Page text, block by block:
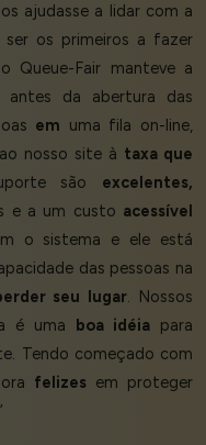
ajudasse a lidar com a
os primeiros a fazer
Queue-Fair manteve a
antes da abertura das
em uma fila on-line,
nosso site à taxa que
são excelentes,
e a um custo acessível
o sistema e ele está
das pessoas na
seu lugar. Nossos
é uma boa idéia para
Tendo começado com
felizes em proteger